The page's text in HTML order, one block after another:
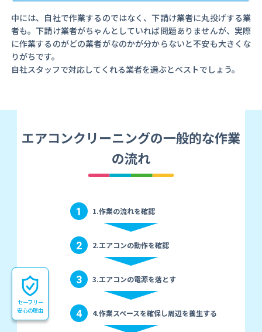
中には、自社で作業するのではなく、下請け業者に丸投げする業
者も。下請け業者がちゃんとしていれば問題ありませんが、実際
に作業するのがどの業者がなのかが分からないと不安も大きくな
りがちです。
自社スタッフで対応してくれる業者を選ぶとベストでしょう。
エアコンクリーニングの一般的な作業
の流れ
1 1.作業の流れを確認
2 2.エアコンの動作を確認
3 3.エアコンの電源を落とす
4 4.作業スペースを確保し周辺を養生する
セーフリー
安心の理由